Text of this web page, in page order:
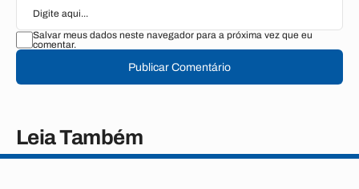
Salvar meus dados neste navegador para a próxima vez que eu
comentar.
Publicar Comentário
Leia Também